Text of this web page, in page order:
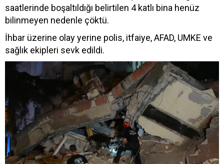
saatlerinde boşaltıldığı belirtilen 4 katlı bina henüz
bilinmeyen nedenle çöktü.
İhbar üzerine olay yerine polis, itfaiye, AFAD, UMKE ve
sağlık ekipleri sevk edildi.